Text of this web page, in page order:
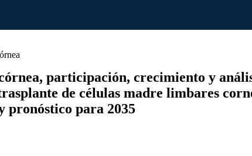
participación, crecimiento y
de células madre limbares
pronóstico para 2035